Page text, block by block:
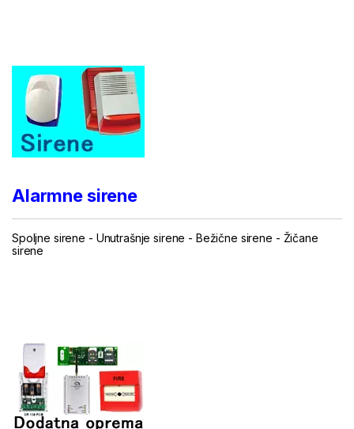
Alarmne sirene
Spoljne sirene - Unutrašnje sirene - Bežične sirene - Žičane
sirene